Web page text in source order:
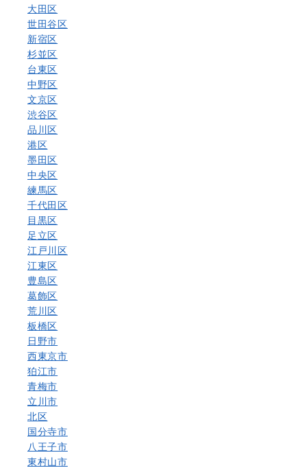
大田区
世田谷区
新宿区
杉並区
台東区
中野区
文京区
渋谷区
品川区
港区
墨田区
中央区
練馬区
千代田区
目黒区
足立区
江戸川区
江東区
豊島区
葛飾区
荒川区
板橋区
日野市
西東京市
狛江市
青梅市
立川市
北区
国分寺市
八王子市
東村山市